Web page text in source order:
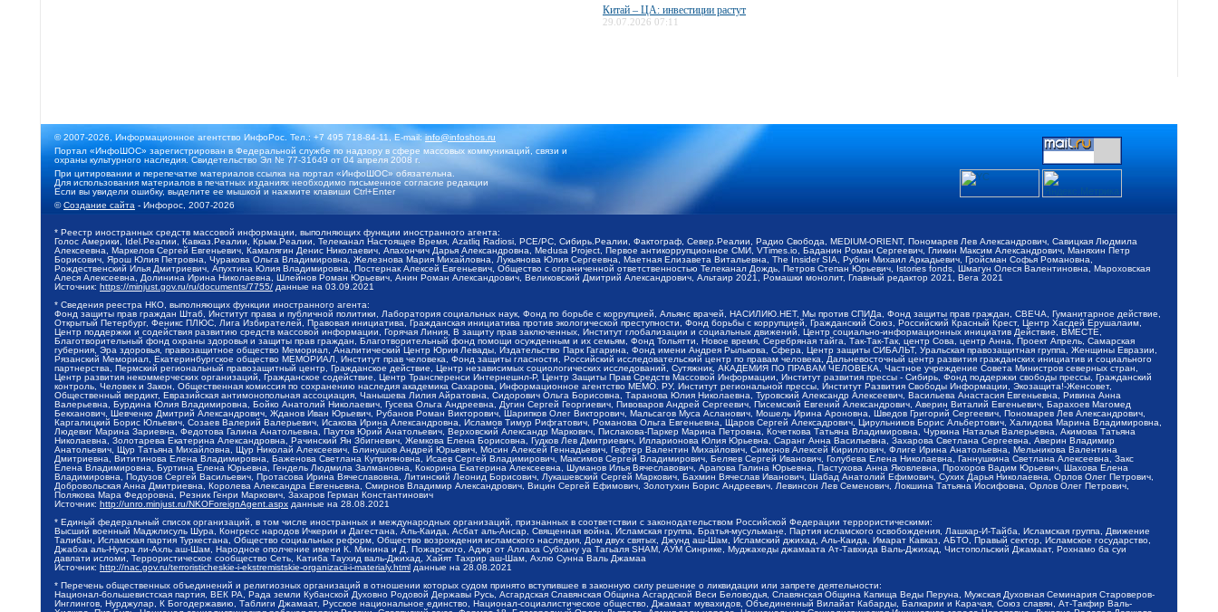
Китай – ЦА: инвестиции растут
29.07.2026 07:11
© 2007-2026, Информационное агентство ИнфоРос. Тел.: +7 495 718-84-11, E-mail:info@infoshos.ru
Портал «ИнфоШОС» зарегистрирован в Федеральной службе по надзору в сфере массовых коммуникаций, связи и
охраны культурного наследия. Свидетельство Эл № 77-31649 от 04 апреля 2008 г.
При цитировании и перепечатке материалов ссылка на портал «ИнфоШОС» обязательна.
Для использования материалов в печатных изданиях необходимо письменное согласие редакции
Если вы увидели ошибку, выделите ее мышкой и нажмите клавиши Ctrl+Enter
©Создание сайта - Инфорос, 2007-2026
* Реестр иностранных средств массовой информации, выполняющих функции иностранного агента:
Голос Америки, Idel.Реалии, Кавказ.Реалии, Крым.Реалии, Телеканал Настоящее Время, Azatliq Radiosi, PCE/PC, Сибирь.Реалии, Фактограф, Север.Реалии, Радио Свобода, MEDIUM-ORIENT, Пономарев Лев Александрович, Савицкая Людмила
Алексеевна, Маркелов Сергей Евгеньевич, Камалягин Денис Николаевич, Апахончич Дарья Александровна, Medusa Project, Первое антикоррупционное СМИ, VTimes.io, Баданин Роман Сергеевич, Гликин Максим Александрович, Маняхин Петр
Борисович, Ярош Юлия Петровна, Чуракова Ольга Владимировна, Железнова Мария Михайловна, Лукьянова Юлия Сергеевна, Маетная Елизавета Витальевна, The Insider SIA, Рубин Михаил Аркадьевич, Гройсман Софья Романовна,
Рождественский Илья Дмитриевич, Апухтина Юлия Владимировна, Постернак Алексей Евгеньевич, Общество с ограниченной ответственностью Телеканал Дождь, Петров Степан Юрьевич, Istories fonds, Шмагун Олеся Валентиновна, Мароховская
Алеся Алексеевна, Долинина Ирина Николаевна, Шлейнов Роман Юрьевич, Анин Роман Александрович, Великовский Дмитрий Александрович, Альтаир 2021, Ромашки монолит, Главный редактор 2021, Вега 2021
Источник: https://minjust.gov.ru/ru/documents/7755/ данные на 03.09.2021
* Сведения реестра НКО, выполняющих функции иностранного агента:
Фонд защиты прав граждан Штаб, Институт права и публичной политики, Лаборатория социальных наук, Фонд по борьбе с коррупцией, Альянс врачей, НАСИЛИЮ.НЕТ, Мы против СПИДа, Фонд защиты прав граждан, СВЕЧА, Гуманитарное действие,
Открытый Петербург, Феникс ПЛЮС, Лига Избирателей, Правовая инициатива, Гражданская инициатива против экологической преступности, Фонд борьбы с коррупцией, Гражданский Союз, Российский Красный Крест, Центр Хасдей Ерушалаим,
Центр поддержки и содействия развитию средств массовой информации, Горячая Линия, В защиту прав заключенных, Институт глобализации и социальных движений, Центр социально-информационных инициатив Действие, ВМЕСТЕ,
Благотворительный фонд охраны здоровья и защиты прав граждан, Благотворительный фонд помощи осужденным и их семьям, Фонд Тольятти, Новое время, Серебряная тайга, Так-Так-Так, центр Сова, центр Анна, Проект Апрель, Самарская
губерния, Эра здоровья, правозащитное общество Мемориал, Аналитический Центр Юрия Левады, Издательство Парк Гагарина, Фонд имени Андрея Рылькова, Сфера, Центр защиты СИБАЛЬТ, Уральская правозащитная группа, Женщины Евразии,
Рязанский Мемориал, Екатеринбургское общество МЕМОРИАЛ, Институт прав человека, Фонд защиты гласности, Российский исследовательский центр по правам человека, Дальневосточный центр развития гражданских инициатив и социального
партнерства, Пермский региональный правозащитный центр, Гражданское действие, Центр независимых социологических исследований, Сутяжник, АКАДЕМИЯ ПО ПРАВАМ ЧЕЛОВЕКА, Частное учреждение Совета Министров северных стран,
Центр развития некоммерческих организаций, Гражданское содействие, Центр Трансперенси Интернешнл-Р, Центр Защиты Прав Средств Массовой Информации, Институт развития прессы - Сибирь, Фонд поддержки свободы прессы, Гражданский
контроль, Человек и Закон, Общественная комиссия по сохранению наследия академика Сахарова, Информационное агентство МЕМО. РУ, Институт региональной прессы, Институт Развития Свободы Информации, Экозащита!-Женсовет,
Общественный вердикт, Евразийская антимонопольная ассоциация, Чанышева Лилия Айратовна, Сидорович Ольга Борисовна, Таранова Юлия Николаевна, Туровский Александр Алексеевич, Васильева Анастасия Евгеньевна, Ривина Анна
Валерьевна, Бурдина Юлия Владимировна, Бойко Анатолий Николаевич, Гусева Ольга Андреевна, Дугин Сергей Георгиевич, Пивоваров Андрей Сергеевич, Писемский Евгений Александрович, Аверин Виталий Евгеньевич, Барахоев Магомед
Бекханович, Шевченко Дмитрий Александрович, Жданов Иван Юрьевич, Рубанов Роман Викторович, Шарипков Олег Викторович, Мальсагов Муса Асланович, Мошель Ирина Ароновна, Шведов Григорий Сергеевич, Пономарев Лев Александрович,
Каргалицкий Борис Юльевич, Созаев Валерий Валерьевич, Исакова Ирина Александровна, Исламов Тимур Рифгатович, Романова Ольга Евгеньевна, Щаров Сергей Алексадрович, Цирульников Борис Альбертович, Халидова Марина Владимировна,
Людевиг Марина Зариевна, Федотова Галина Анатольевна, Паутов Юрий Анатольевич, Верховский Александр Маркович, Пислакова-Паркер Марина Петровна, Кочеткова Татьяна Владимировна, Чуркина Наталья Валерьевна, Акимова Татьяна
Николаевна, Золотарева Екатерина Александровна, Рачинский Ян Збигневич, Жемкова Елена Борисовна, Гудков Лев Дмитриевич, Илларионова Юлия Юрьевна, Саранг Анна Васильевна, Захарова Светлана Сергеевна, Аверин Владимир
Анатольевич, Щур Татьяна Михайловна, Щур Николай Алексеевич, Блинушов Андрей Юрьевич, Мосин Алексей Геннадьевич, Гефтер Валентин Михайлович, Симонов Алексей Кириллович, Флиге Ирина Анатольевна, Мельникова Валентина
Дмитриевна, Вититинова Елена Владимировна, Баженова Светлана Куприяновна, Исаев Сергей Владимирович, Максимов Сергей Владимирович, Беляев Сергей Иванович, Голубева Елена Николаевна, Ганнушкина Светлана Алексеевна, Закс
Елена Владимировна, Буртина Елена Юрьевна, Гендель Людмила Залмановна, Кокорина Екатерина Алексеевна, Шуманов Илья Вячеславович, Арапова Галина Юрьевна, Пастухова Анна Яковлевна, Прохоров Вадим Юрьевич, Шахова Елена
Владимировна, Подузов Сергей Васильевич, Протасова Ирина Вячеславовна, Литинский Леонид Борисович, Лукашевский Сергей Маркович, Бахмин Вячеслав Иванович, Шабад Анатолий Ефимович, Сухих Дарья Николаевна, Орлов Олег Петрович,
Добровольская Анна Дмитриевна, Королева Александра Евгеньевна, Смирнов Владимир Александрович, Вицин Сергей Ефимович, Золотухин Борис Андреевич, Левинсон Лев Семенович, Локшина Татьяна Иосифовна, Орлов Олег Петрович,
Полякова Мара Федоровна, Резник Генри Маркович, Захаров Герман Константинович
Источник: http://unro.minjust.ru/NKOForeignAgent.aspx данные на 28.08.2021
* Единый федеральный список организаций, в том числе иностранных и международных организаций, признанных в соответствии с законодательством Российской Федерации террористическими:
Высший военный Маджлисуль Шура, Конгресс народов Ичкерии и Дагестана, Аль-Каида, Асбат аль-Ансар, Священная война, Исламская группа, Братья-мусульмане, Партия исламского освобождения, Лашкар-И-Тайба, Исламская группа, Движение
Талибан, Исламская партия Туркестана, Общество социальных реформ, Общество возрождения исламского наследия, Дом двух святых, Джунд аш-Шам, Исламский джихад, Аль-Каида, Имарат Кавказ, АБТО, Правый сектор, Исламское государство,
Джабха аль-Нусра ли-Ахль аш-Шам, Народное ополчение имени К. Минина и Д. Пожарского, Аджр от Аллаха Субхану уа Тагьаля SHAM, АУМ Синрике, Муджахеды джамаата Ат-Тавхида Валь-Джихад, Чистопольский Джамаат, Рохнамо ба суи
давлати исломи, Террористическое сообщество Сеть, Катиба Таухид валь-Джихад, Хайят Тахрир аш-Шам, Ахлю Сунна Валь Джамаа
Источник: http://nac.gov.ru/terroristicheskie-i-ekstremistskie-organizacii-i-materialy.html данные на 28.08.2021
* Перечень общественных объединений и религиозных организаций в отношении которых судом принято вступившее в законную силу решение о ликвидации или запрете деятельности:
Национал-большевистская партия, ВЕК РА, Рада земли Кубанской Духовно Родовой Державы Русь, Асгардская Славянская Община Асгардской Веси Беловодья, Славянская Община Капища Веды Перуна, Мужская Духовная Семинария Староверов-
Инглингов, Нурджулар, К Богодержавию, Таблиги Джамаат, Русское национальное единство, Национал-социалистическое общество, Джамаат мувахидов, Объединенный Вилайат Кабарды, Балкарии и Карачая, Союз славян, Ат-Такфир Валь-